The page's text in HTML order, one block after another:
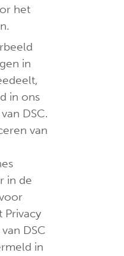
het
in
in ons
DSC.
van
in de
Privacy
DSC
in